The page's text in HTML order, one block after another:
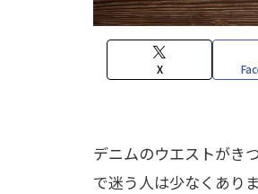
X
デニムのウエストがき
で迷う人は少なくありま